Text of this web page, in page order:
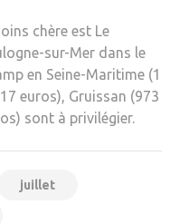
chère est Le
sur-Mer dans le
en Seine-Maritime (1
euros), Gruissan (973
sont à privilégier.
juillet